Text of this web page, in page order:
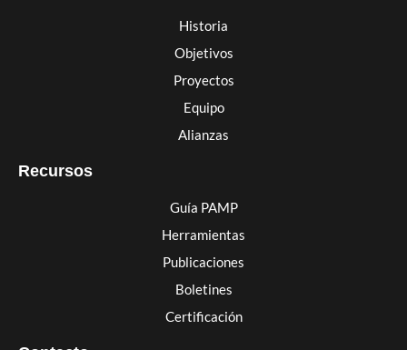
Historia
Objetivos
Proyectos
Equipo
Alianzas
Recursos
Guía PAMP
Herramientas
Publicaciones
Boletines
Certificación